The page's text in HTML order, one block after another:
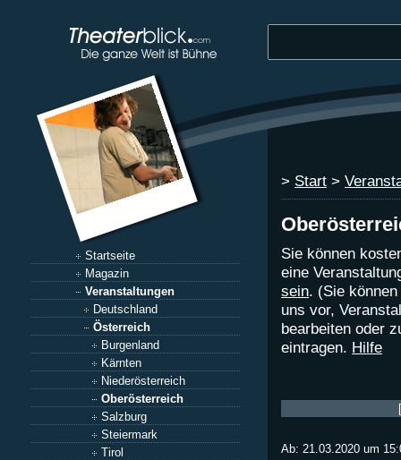
Startseite
Magazin
Veranstaltungen
Deutschland
Österreich
Burgenland
Kärnten
Niederösterreich
Oberösterreich
Salzburg
Steiermark
Tirol
> Start >
Sie können
eine
sein. (Sie
uns vor,
bearbeiten oder
eintragen. Hilfe
Ab: 21.03.2020 um